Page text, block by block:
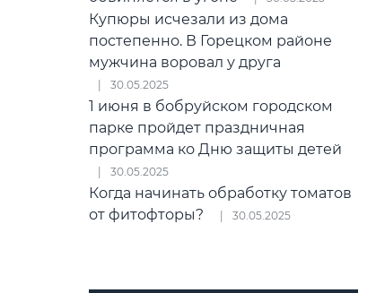
Купюры исчезали из дома
постепенно. В Горецком районе
мужчина воровал у друга
30.05.2025
1 июня в бобруйском городском
парке пройдет праздничная
программа ко Дню защиты детей
30.05.2025
Когда начинать обработку томатов
от фитофторы?
30.05.2025